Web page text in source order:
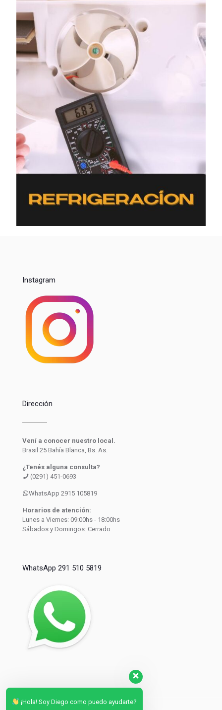
Instagram
Dirección
Vení a conocer nuestro local.
Brasil 25 Bahía Blanca, Bs. As.
¿Tenés alguna consulta?
(0291) 451-0693
WhatsApp 2915 105819
Horarios de atención:
Lunes a Viernes: 09:00hs - 18:00hs
Sábados y Domingos: Cerrado
WhatsApp 291 510 5819
¡Hola! Soy Diego como puedo ayudarte?